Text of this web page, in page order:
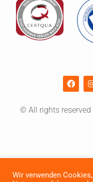
© All rights reserved
Wir verwenden